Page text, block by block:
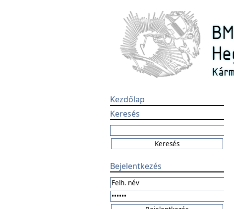
Kezdőlap
Keresés
Bejelentkezés